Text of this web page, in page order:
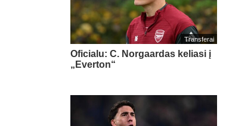
Transferai
Oficialu: C. Norgaardas keliasi į
„Everton“